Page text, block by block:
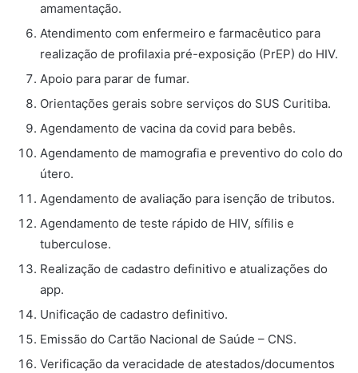
amamentação.
Atendimento com enfermeiro e farmacêutico para
realização de profilaxia pré-exposição (PrEP) do HIV.
Apoio para parar de fumar.
Orientações gerais sobre serviços do SUS Curitiba.
Agendamento de vacina da covid para bebês.
Agendamento de mamografia e preventivo do colo do
útero.
Agendamento de avaliação para isenção de tributos.
Agendamento de teste rápido de HIV, sífilis e
tuberculose.
Realização de cadastro definitivo e atualizações do
app.
Unificação de cadastro definitivo.
Emissão do Cartão Nacional de Saúde – CNS.
Verificação da veracidade de atestados/documentos